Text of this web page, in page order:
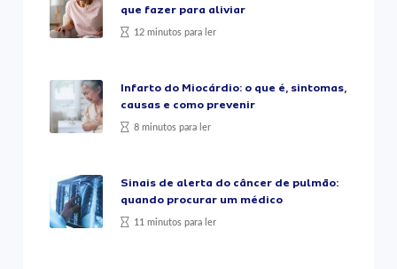
que fazer para aliviar
12 minutos para ler
Infarto do Miocárdio: o que é, sintomas,
causas e como prevenir
8 minutos para ler
Sinais de alerta do câncer de pulmão:
quando procurar um médico
11 minutos para ler